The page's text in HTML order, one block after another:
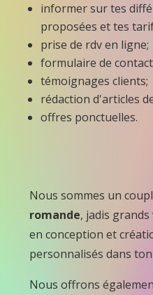
informer sur tes
proposées et tes
prise de rdv en ligne;
formulaire de
témoignages clients;
rédaction d'articles
offres ponctuelles.
Nous sommes un
romande, jadis
en conception et
personnalisés dans
Nous offrons